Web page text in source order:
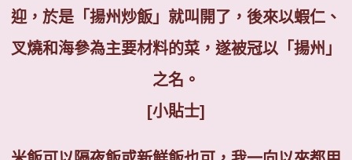
迎，於是「揚州炒飯」就叫開了，後來以蝦仁、
叉燒和海參為主要材料的菜，遂被冠以「揚州」
之名。
[小貼士]